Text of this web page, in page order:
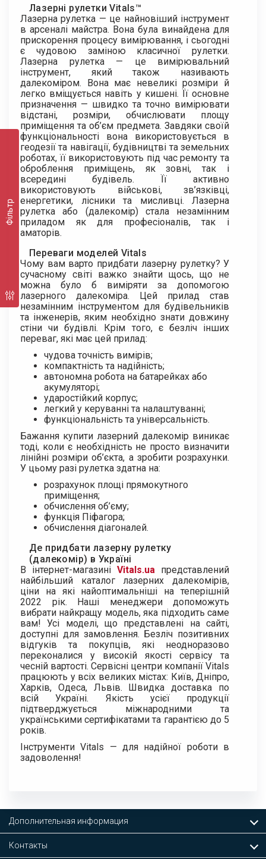
Фільтр
Лазерні рулетки Vitals™
Лазерна рулетка — це найновіший інструмент
в арсеналі майстра. Вона була винайдена для
прискорення процесу вимірювання, і сьогодні
є чудовою заміною класичної рулетки.
Лазерна рулетка — це вимірювальний
інструмент, який також називають
далекоміром. Вона має невеликі розміри й
легко вміщується навіть у кишені. Її основне
призначення — швидко та точно вимірювати
відстані, розміри, обчислювати площу
приміщення та об’єм предмета. Завдяки своїй
функціональності вона використовується в
геодезії та навігації, будівництві та земельних
роботах, її використовують під час ремонту та
оброблення приміщень, як зовні, так і
всередині будівель. Її активно
використовують військові, зв’язківці,
енергетики, лісники та мисливці. Лазерна
рулетка або (далекомір) стала незамінним
приладом як для професіоналів, так і
аматорів.
Переваги моделей Vitals
Чому вам варто придбати лазерну рулетку? У
сучасному світі важко знайти щось, що не
можна було б виміряти за допомогою
лазерного далекоміра. Цей прилад став
незамінним інструментом для будівельників
та інженерів, яким необхідно знати довжину
стіни чи будівлі. Крім того, є безліч інших
переваг, які має цей прилад:
чудова точність вимірів;
компактність та надійність;
автономна робота на батарейках або
акумуляторі;
ударостійкий корпус;
легкий у керуванні та налаштуванні;
функціональність та універсальність.
Бажання купити лазерний далекомір виникає
тоді, коли є необхідність не просто визначити
лінійні розміри об’єкта, а зробити розрахунки.
У цьому разі рулетка здатна на:
розрахунок площі прямокутного
приміщення;
обчислення об’єму;
функція Піфагора;
обчислення діагоналей.
Де придбати лазерну рулетку
(далекомір) в Україні
В інтернет-магазині Vitals.ua представлений
найбільший каталог лазерних далекомірів,
ціни на які найоптимальніші на теперішній
2022 рік. Наші менеджери допоможуть
вибрати найкращу модель, яка підходить саме
вам! Усі моделі, що представлені на сайті,
доступні для замовлення. Безліч позитивних
відгуків та покупців, які неодноразово
переконалися у високій якості сервісу та
чесній вартості. Сервісні центри компанії Vitals
працюють у всіх великих містах: Київ, Дніпро,
Харків, Одеса, Львів. Швидка доставка по
всій Україні. Якість усієї продукції
підтверджується міжнародними та
українськими сертифікатами та гарантією до 5
років.
Інструменти Vitals — для надійної роботи в
задоволення!
Дополнительная информация
Контакты